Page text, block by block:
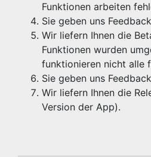
Funktionen arbeiten
Sie geben uns
Wir liefern Ihnen die
Funktionen wurden
funktionieren nicht alle
Sie geben uns
Wir liefern Ihnen die
Version der App).